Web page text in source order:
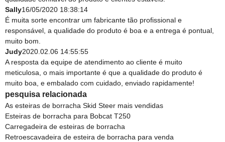
Sally16/05/2020 18:38:14
É muita sorte encontrar um fabricante tão profissional e
responsável, a qualidade do produto é boa e a entrega é pontual,
muito bom.
Judy2020.02.06 14:55:55
A resposta da equipe de atendimento ao cliente é muito
meticulosa, o mais importante é que a qualidade do produto é
muito boa, e embalado com cuidado, enviado rapidamente!
pesquisa relacionada
As esteiras de borracha Skid Steer mais vendidas
Esteiras de borracha para Bobcat T250
Carregadeira de esteiras de borracha
Retroescavadeira de esteira de borracha para venda